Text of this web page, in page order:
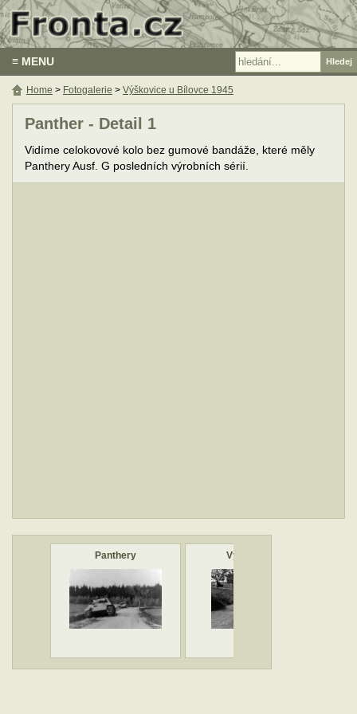
≡ MENU
Panther - Detail 1
Vidíme celokovové kolo bez gumové bandáže, které měly
Panthery Ausf. G posledních výrobních sérií.
Panthery Výškovice
Home > Fotogalerie > Výškovice u Bílovce 1945